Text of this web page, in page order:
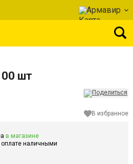
Армавир
шт
В избранное
в магазине
оплате наличными